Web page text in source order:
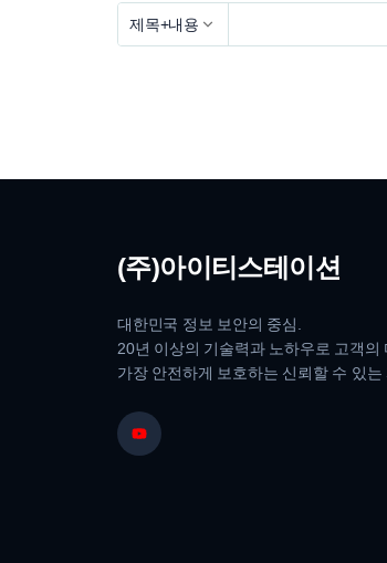
(주)아이티스테이션
대한민국 정보 보안의 중심.
20년 이상의 기술력과 노하우로 고객의
가장 안전하게 보호하는 신뢰할 수 있는